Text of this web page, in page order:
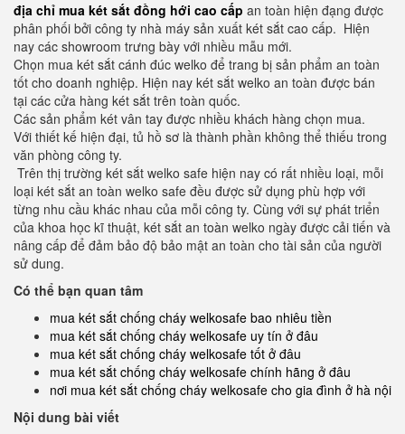
địa chỉ mua két sắt đồng hới cao cấp an toàn hiện đạng được
phân phối bởi công ty nhà máy sản xuất két sắt cao cấp. Hiện
nay các showroom trưng bày với nhiều mẫu mới.
Chọn mua két sắt cánh đúc welko để trang bị sản phẩm an toàn
tốt cho doanh nghiệp. Hiện nay két sắt welko an toàn được bán
tại các cửa hàng két sắt trên toàn quốc.
Các sản phẩm két vân tay được nhiều khách hàng chọn mua.
Với thiết kế hiện đại, tủ hồ sơ là thành phần không thể thiếu trong
văn phòng công ty.
Trên thị trường két sắt welko safe hiện nay có rất nhiều loại, mỗi
loại két sắt an toàn welko safe đều được sử dụng phù hợp với
từng nhu cầu khác nhau của mỗi công ty. Cùng với sự phát triển
của khoa học kĩ thuật, két sắt an toàn welko ngày được cải tiến và
nâng cấp để đảm bảo độ bảo mật an toàn cho tài sản của người
sử dung.
Có thể bạn quan tâm
mua két sắt chống cháy welkosafe bao nhiêu tiền
mua két sắt chống cháy welkosafe uy tín ở đâu
mua két sắt chống cháy welkosafe tốt ở đâu
mua két sắt chống cháy welkosafe chính hãng ở đâu
nơi mua két sắt chống cháy welkosafe cho gia đình ở hà nội
Nội dung bài viết